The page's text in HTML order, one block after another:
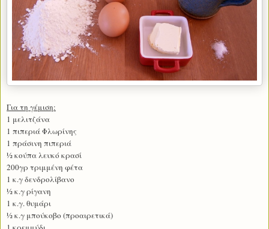
Για τη γέμιση:
1 μελιτζάνα
1 πιπεριά Φλωρίνης
1 πράσινη πιπεριά
½ κούπα λευκό κρασί
200γρ τριμμένη φέτα
1 κ.γ δενδρολίβανο
½ κ.γ ρίγανη
1 κ.γ. θυμάρι
½ κ.γ μπούκοβο (προαιρετικά)